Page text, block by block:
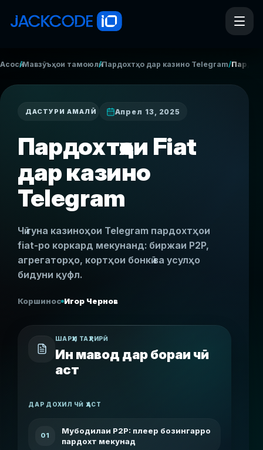
Асосӣ/Мавзӯъҳои тамоюлӣ/Пардохтҳо дар казино Telegram/
ДАСТУРИ АМАЛӢ Апрел 13, 2025
Пардохтҳои Fiat
дар казино
Telegram
Чӣ гуна казиноҳои Telegram пардохтҳои
fiat-ро коркард мекунанд: биржаи P2P,
агрегаторҳо, кортҳои бонкӣ ва усулҳо
бидуни қуфл.
Коршинос Игор Чернов
ШАРҲИ ТАҲРИРӢ
Ин мавод дар бораи чӣ
аст
ДАР ДОХИЛ ЧӢ ҲАСТ
01
Мубодилаи P2P: плеер бозингарро
пардохт мекунад